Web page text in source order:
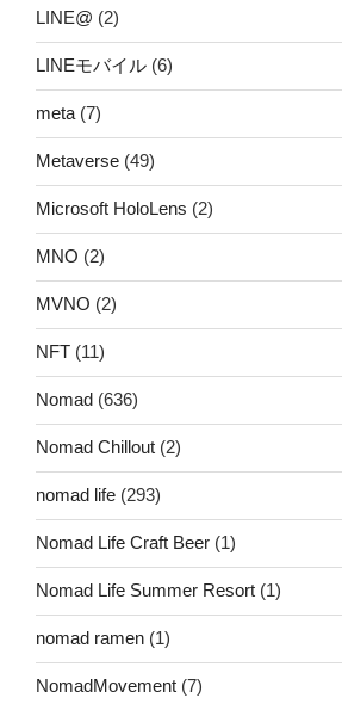
LINE@ (2)
LINEモバイル (6)
meta (7)
Metaverse (49)
Microsoft HoloLens (2)
MNO (2)
MVNO (2)
NFT (11)
Nomad (636)
Nomad Chillout (2)
nomad life (293)
Nomad Life Craft Beer (1)
Nomad Life Summer Resort (1)
nomad ramen (1)
NomadMovement (7)